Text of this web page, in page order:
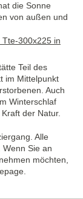
die Sonne
von außen und
Teil des
im Mittelpunkt
Auch
Winterschlaf
der Natur.
Alle
Sie an
möchten,